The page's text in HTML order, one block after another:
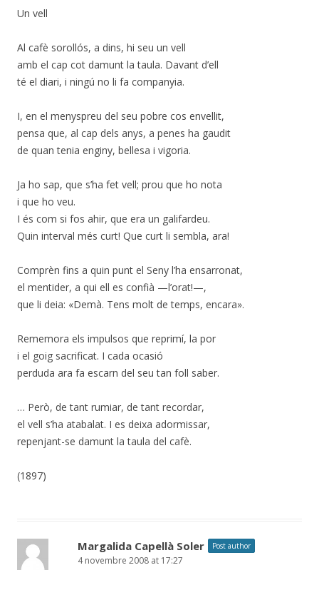
Un vell
Al cafè sorollós, a dins, hi seu un vell
amb el cap cot damunt la taula. Davant d’ell
té el diari, i ningú no li fa companyia.
I, en el menyspreu del seu pobre cos envellit,
pensa que, al cap dels anys, a penes ha gaudit
de quan tenia enginy, bellesa i vigoria.
Ja ho sap, que s’ha fet vell; prou que ho nota
i que ho veu.
I és com si fos ahir, que era un galifardeu.
Quin interval més curt! Que curt li sembla, ara!
Comprèn fins a quin punt el Seny l’ha ensarronat,
el mentider, a qui ell es confià —l’orat!—,
que li deia: «Demà. Tens molt de temps, encara».
Rememora els impulsos que reprimí, la por
i el goig sacrificat. I cada ocasió
perduda ara fa escarn del seu tan foll saber.
… Però, de tant rumiar, de tant recordar,
el vell s’ha atabalat. I es deixa adormissar,
repenjant-se damunt la taula del cafè.
(1897)
Margalida Capellà Soler Post author
4 novembre 2008 at 17:27